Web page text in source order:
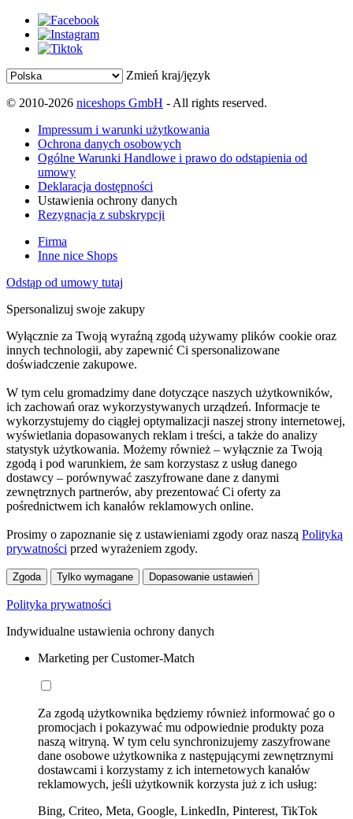
Zmień kraj/język
© 2010-2026 niceshops GmbH - All rights reserved.
Impressum i warunki użytkowania
Ochrona danych osobowych
Ogólne Warunki Handlowe i prawo do odstąpienia od
umowy
Deklaracja dostępności
Ustawienia ochrony danych
Rezygnacja z subskrypcji
Firma
Inne nice Shops
Odstąp od umowy tutaj
Spersonalizuj swoje zakupy
Wyłącznie za Twoją wyraźną zgodą używamy plików cookie oraz
innych technologii, aby zapewnić Ci spersonalizowane
doświadczenie zakupowe.
W tym celu gromadzimy dane dotyczące naszych użytkowników,
ich zachowań oraz wykorzystywanych urządzeń. Informacje te
wykorzystujemy do ciągłej optymalizacji naszej strony internetowej,
wyświetlania dopasowanych reklam i treści, a także do analizy
statystyk użytkowania. Możemy również – wyłącznie za Twoją
zgodą i pod warunkiem, że sam korzystasz z usług danego
dostawcy – porównywać zaszyfrowane dane z danymi
zewnętrznych partnerów, aby prezentować Ci oferty za
pośrednictwem ich kanałów reklamowych online.
Prosimy o zapoznanie się z ustawieniami zgody oraz naszą Polityką
prywatności przed wyrażeniem zgody.
Zgoda Tylko wymagane Dopasowanie ustawień
Polityka prywatności
Indywidualne ustawienia ochrony danych
Marketing per Customer-Match
Za zgodą użytkownika będziemy również informować go o
promocjach i pokazywać mu odpowiednie produkty poza
naszą witryną. W tym celu synchronizujemy zaszyfrowane
dane osobowe użytkownika z następującymi zewnętrznymi
dostawcami i korzystamy z ich internetowych kanałów
reklamowych, jeśli użytkownik korzysta już z ich usług:
Bing, Criteo, Meta, Google, LinkedIn, Pinterest, TikTok